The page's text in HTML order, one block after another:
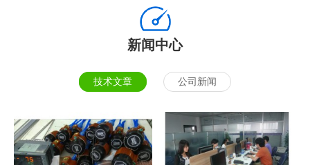
新闻中心
技术文章 公司新闻